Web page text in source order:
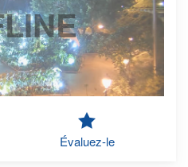
Évaluez-le